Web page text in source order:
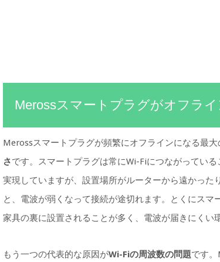
Merossスマートプラグがオフラ
Merossスマートプラグが頻繁にオフラインになる最大
さです。スマートプラグは常にWi-Fiにつながってい
実現していますが、設置場所がルーターから遠かった
と、電波が弱くなって接続が途切れます。とくにスマ
家具の裏に設置されることが多く、電波が届きにくい
もう一つの代表的な原因がWi-Fiの周波数の問題です